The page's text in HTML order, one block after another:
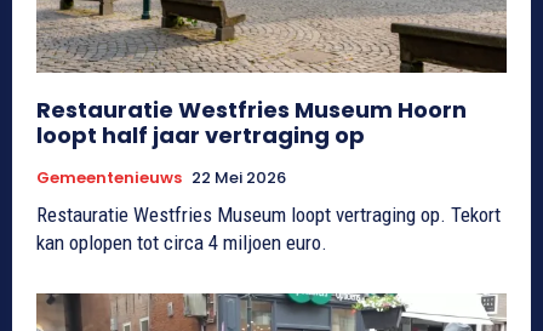
Restauratie Westfries Museum Hoorn
loopt half jaar vertraging op
Gemeentenieuws 22 Mei 2026
Restauratie Westfries Museum loopt vertraging op. Tekort
kan oplopen tot circa 4 miljoen euro.